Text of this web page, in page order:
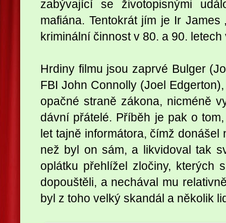
zabývající se životopisnými
mafiána. Tentokrát jím je Ir James
kriminální činnost v 80. a 90.
Hrdiny filmu jsou zaprvé Bulger
FBI John Connolly (Joel
opačné straně zákona, nicméně
dávní přátelé. Příběh je pak o
let tajně informátora, čímž donášel
než byl on sám, a likvidoval tak
oplátku přehlížel zločiny, kterých
dopouštěli, a nechával mu
byl z toho velký skandál a několik